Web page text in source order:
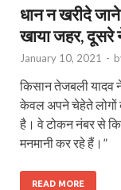
धान न खरीदे
खाया जहर, दूसरे
January 10, 2021 -
किसान तेजबली यादव
केवल अपने चेहेते लोगों
है। वे टोकन नंबर से
मनमानी कर रहे हैं।”
READ MORE